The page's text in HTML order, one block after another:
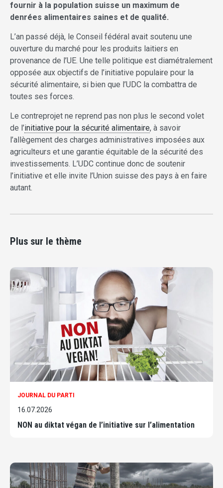
fournir à la population suisse un maximum de
denrées alimentaires saines et de qualité.
L’an passé déjà, le Conseil fédéral avait soutenu une
ouverture du marché pour les produits laitiers en
provenance de l’UE. Une telle politique est diamétralement
opposée aux objectifs de l’initiative populaire pour la
sécurité alimentaire, si bien que l’UDC la combattra de
toutes ses forces.
Le contreprojet ne reprend pas non plus le second volet
de l’initiative pour la sécurité alimentaire, à savoir
l’allègement des charges administratives imposées aux
agriculteurs et une garantie équitable de la sécurité des
investissements. L’UDC continue donc de soutenir
l’initiative et elle invite l’Union suisse des pays à en faire
autant.
Plus sur le thème
JOURNAL DU PARTI
16.07.2026
NON au diktat végan de l’initiative sur l’alimentation